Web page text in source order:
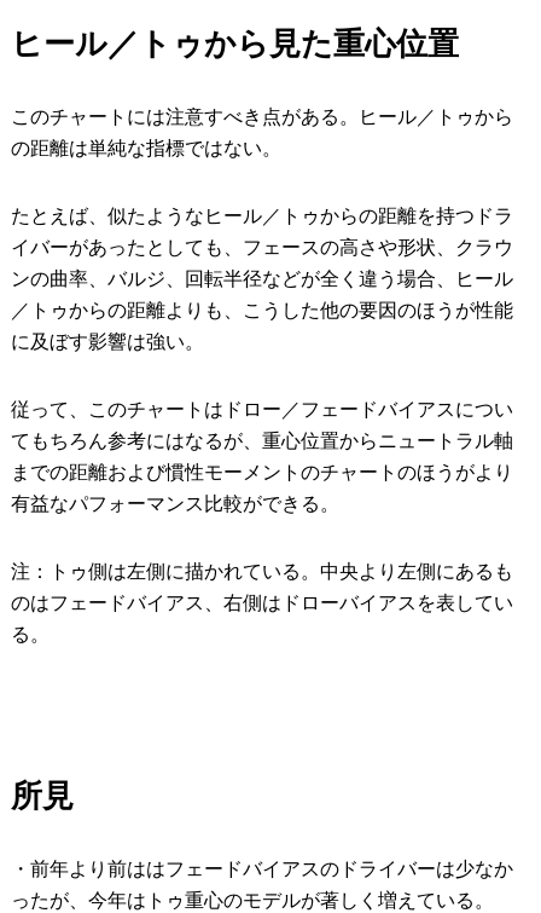
ヒール／トゥから見た重心位置
このチャートには注意すべき点がある。ヒール／トゥから
の距離は単純な指標ではない。
たとえば、似たようなヒール／トゥからの距離を持つドラ
イバーがあったとしても、フェースの高さや形状、クラウ
ンの曲率、バルジ、回転半径などが全く違う場合、ヒール
／トゥからの距離よりも、こうした他の要因のほうが性能
に及ぼす影響は強い。
従って、このチャートはドロー／フェードバイアスについ
てもちろん参考にはなるが、重心位置からニュートラル軸
までの距離および慣性モーメントのチャートのほうがより
有益なパフォーマンス比較ができる。
注：トゥ側は左側に描かれている。中央より左側にあるも
のはフェードバイアス、右側はドローバイアスを表してい
る。
所見
・前年より前ははフェードバイアスのドライバーは少なか
ったが、今年はトゥ重心のモデルが著しく増えている。